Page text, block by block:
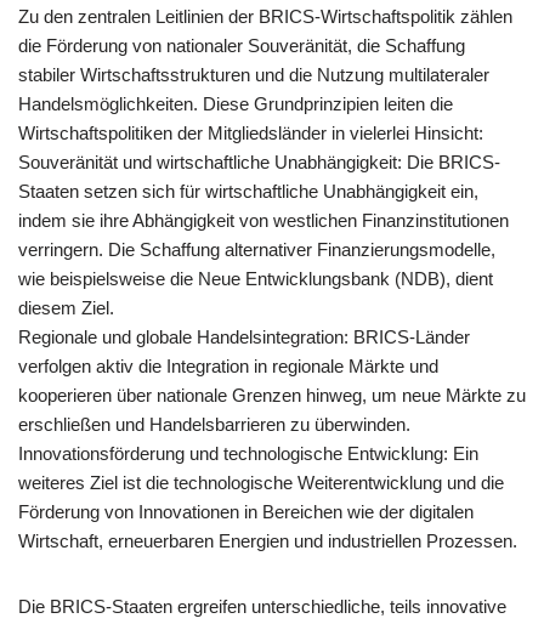
Zu den zentralen Leitlinien der BRICS-Wirtschaftspolitik zählen
die Förderung von nationaler Souveränität, die Schaffung
stabiler Wirtschaftsstrukturen und die Nutzung multilateraler
Handelsmöglichkeiten. Diese Grundprinzipien leiten die
Wirtschaftspolitiken der Mitgliedsländer in vielerlei Hinsicht:
Souveränität und wirtschaftliche Unabhängigkeit: Die BRICS-
Staaten setzen sich für wirtschaftliche Unabhängigkeit ein,
indem sie ihre Abhängigkeit von westlichen Finanzinstitutionen
verringern. Die Schaffung alternativer Finanzierungsmodelle,
wie beispielsweise die Neue Entwicklungsbank (NDB), dient
diesem Ziel.
Regionale und globale Handelsintegration: BRICS-Länder
verfolgen aktiv die Integration in regionale Märkte und
kooperieren über nationale Grenzen hinweg, um neue Märkte zu
erschließen und Handelsbarrieren zu überwinden.
Innovationsförderung und technologische Entwicklung: Ein
weiteres Ziel ist die technologische Weiterentwicklung und die
Förderung von Innovationen in Bereichen wie der digitalen
Wirtschaft, erneuerbaren Energien und industriellen Prozessen.
Die BRICS-Staaten ergreifen unterschiedliche, teils innovative